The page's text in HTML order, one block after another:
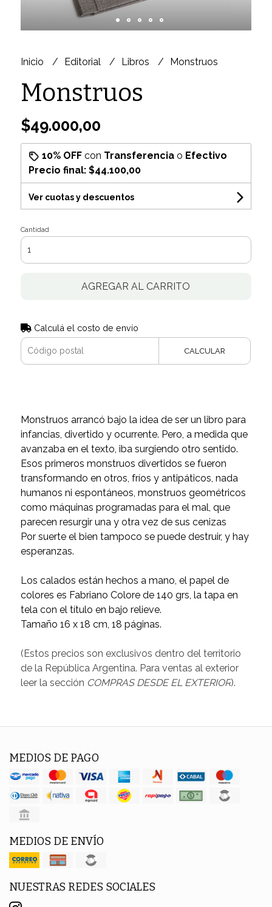
Inicio Editorial Libros Monstruos
Monstruos
$49.000,00
10% OFFcon Transferenciao Efectivo
Precio final: $44.100,00
Ver cuotas y descuentos
Cantidad
AGREGAR AL CARRITO
Calculá el costo de envío
CALCULAR
Monstruos arrancó bajo la idea de ser un libro para
infancias, divertido y ocurrente. Pero, a medida que
avanzaba en el texto, iba surgiendo otro sentido.
Esos primeros monstruos divertidos se fueron
transformando en otros, fríos y antipáticos, nada
humanos ni espontáneos, monstruos geométricos
como máquinas programadas para el mal, que
parecen resurgir una y otra vez de sus cenizas
Por suerte el bien tampoco se puede destruir, y hay
esperanzas.
Los calados están hechos a mano, el papel de
colores es Fabriano Colore de 140 grs, la tapa en
tela con el título en bajo relieve.
Tamaño 16 x 18 cm, 18 páginas.
(Estos precios son exclusivos dentro del territorio
de la República Argentina. Para ventas al exterior
leer la sección COMPRAS DESDE EL EXTERIOR).
MEDIOS DE PAGO
MEDIOS DE ENVÍO
NUESTRAS REDES SOCIALES